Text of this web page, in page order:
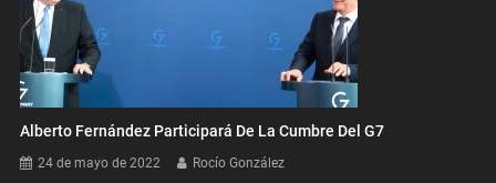
Alberto Fernández Participará De La Cumbre Del G7
24 de mayo de 2022 Rocío González